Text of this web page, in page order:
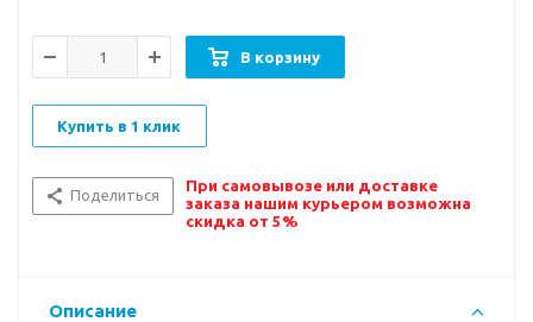
В корзину
Купить в 1 клик
Поделиться
При самовывозе или доставке
заказа нашим курьером возможна
скидка от 5%
Описание